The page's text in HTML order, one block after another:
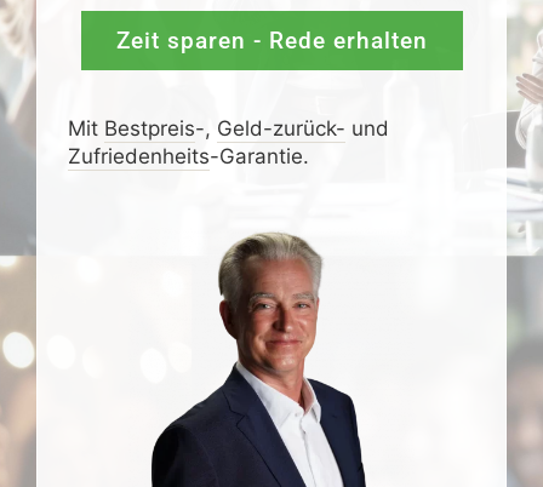
Zeit sparen - Rede erhalten
Mit Bestpreis-, Geld-zurück- und
Zufrieden­­heits-Garantie.